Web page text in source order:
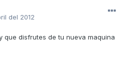
del 2012
que disfrutes de tu nueva maquina